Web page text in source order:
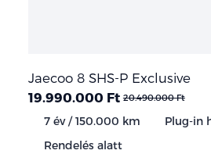
Jaecoo 8 SHS-P Exclusive
19.990.000 Ft 20.490.000 Ft
7 év / 150.000 km
Plug-in
Rendelés alatt